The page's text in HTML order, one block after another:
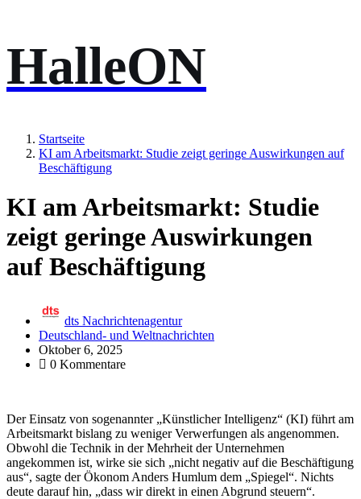
HalleON
Startseite
KI am Arbeitsmarkt: Studie zeigt geringe Auswirkungen auf
Beschäftigung
KI am Arbeitsmarkt: Studie
zeigt geringe Auswirkungen
auf Beschäftigung
dts Nachrichtenagentur
Deutschland- und Weltnachrichten
Oktober 6, 2025
0 Kommentare
Der Einsatz von sogenannter „Künstlicher Intelligenz“ (KI) führt am
Arbeitsmarkt bislang zu weniger Verwerfungen als angenommen.
Obwohl die Technik in der Mehrheit der Unternehmen
angekommen ist, wirke sie sich „nicht negativ auf die Beschäftigung
aus“, sagte der Ökonom Anders Humlum dem „Spiegel“. Nichts
deute darauf hin, „dass wir direkt in einen Abgrund steuern“.